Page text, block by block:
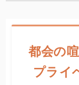
都会の
プライ